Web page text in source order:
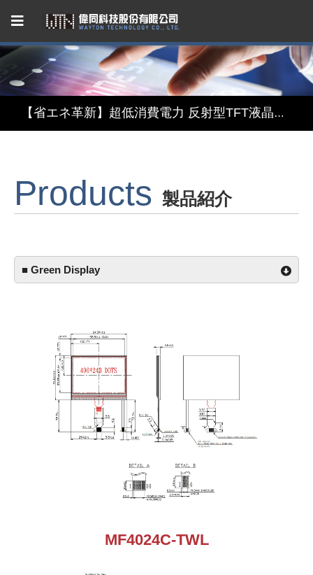
【省エネ革新】超低消費電力 反射型TFT液晶モジュール
【省エネ革新】超低消費電力 反射型TFT液晶モジュール
Products 製品紹介
■ Green Display
MF4024C-TWL